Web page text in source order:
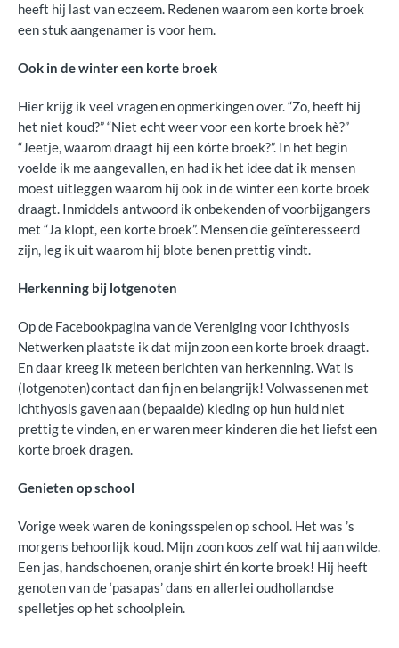
heeft hij last van eczeem. Redenen waarom een korte broek
een stuk aangenamer is voor hem.
Ook in de winter een korte broek
Hier krijg ik veel vragen en opmerkingen over. “Zo, heeft hij
het niet koud?” “Niet echt weer voor een korte broek hè?”
“Jeetje, waarom draagt hij een kórte broek?”. In het begin
voelde ik me aangevallen, en had ik het idee dat ik mensen
moest uitleggen waarom hij ook in de winter een korte broek
draagt. Inmiddels antwoord ik onbekenden of voorbijgangers
met “Ja klopt, een korte broek”. Mensen die geïnteresseerd
zijn, leg ik uit waarom hij blote benen prettig vindt.
Herkenning bij lotgenoten
Op de Facebookpagina van de Vereniging voor Ichthyosis
Netwerken plaatste ik dat mijn zoon een korte broek draagt.
En daar kreeg ik meteen berichten van herkenning. Wat is
(lotgenoten)contact dan fijn en belangrijk! Volwassenen met
ichthyosis gaven aan (bepaalde) kleding op hun huid niet
prettig te vinden, en er waren meer kinderen die het liefst een
korte broek dragen.
Genieten op school
Vorige week waren de koningsspelen op school. Het was ’s
morgens behoorlijk koud. Mijn zoon koos zelf wat hij aan wilde.
Een jas, handschoenen, oranje shirt én korte broek! Hij heeft
genoten van de ‘pasapas’ dans en allerlei oudhollandse
spelletjes op het schoolplein.